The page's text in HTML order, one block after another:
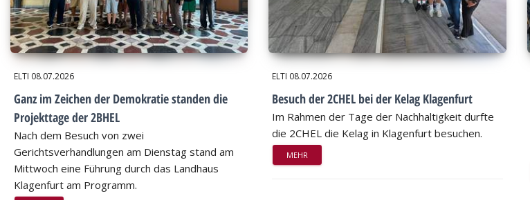
ELTI 08.07.2026
Ganz im Zeichen der Demokratie standen die
Projekttage der 2BHEL
Nach dem Besuch von zwei
Gerichtsverhandlungen am Dienstag stand am
Mittwoch eine Führung durch das Landhaus
Klagenfurt am Programm.
ELTI 08.07.2026
Besuch der 2CHEL bei der Kelag Klagenfurt
Im Rahmen der Tage der Nachhaltigkeit durfte
die 2CHEL die Kelag in Klagenfurt besuchen.
MEHR